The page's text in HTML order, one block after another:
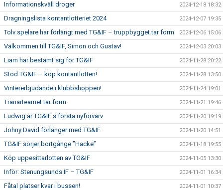
Informationskväll droger 2024-12-18 18:32
Dragningslista kontantlotteriet 2024 2024-12-07 19:35
Tolv spelare har förlängt med TG&IF – truppbygget tar form 2024-12-06 15:06
Välkommen till TG&IF, Simon och Gustav! 2024-12-03 20:03
Liam har bestämt sig för TG&IF 2024-11-28 20:22
Stöd TG&IF – köp kontantlotten! 2024-11-28 13:50
Vintererbjudande i klubbshoppen! 2024-11-24 19:01
Tränarteamet tar form 2024-11-21 19:46
Ludwig är TG&IF:s första nyförvärv 2024-11-20 19:19
Johny David förlänger med TG&IF 2024-11-20 14:51
TG&IF sörjer bortgånge ”Hacke” 2024-11-18 19:55
Köp uppesittarlotten av TG&IF 2024-11-05 13:30
Inför: Stenungsunds IF – TG&IF 2024-11-01 16:34
Fåtal platser kvar i bussen! 2024-11-01 10:37